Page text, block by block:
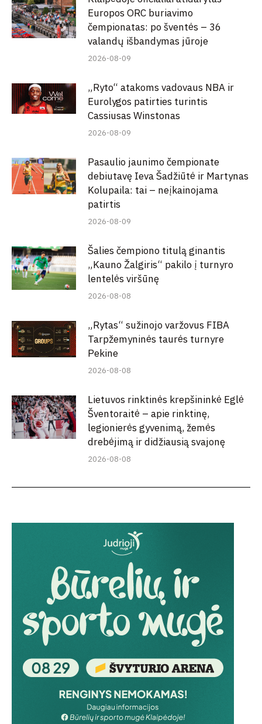
Europos ORC buriavimo
čempionatas: po šventės – 36
valandų išbandymas jūroje
2026-08-09
„Ryto“ atakoms vadovaus NBA ir
Eurolygos patirties turintis
Cassiusas Winstonas
2026-08-09
Pasaulio jaunimo čempionate
debiutavę Ieva Šadžiūtė ir Martynas
Kolupaila: tai – neįkainojama
patirtis
2026-08-09
Šalies čempiono titulą ginantis
„Kauno Žalgiris“ pakilo į turnyro
lentelės viršūnę
2026-08-08
„Rytas“ sužinojo varžovus FIBA
Tarpžemyninės taurės turnyre
Pekine
2026-08-08
Lietuvos rinktinės krepšininkė Eglė
Šventoraitė – apie rinktinę,
legionierės gyvenimą, žemės
drebėjimą ir didžiausią svajonę
2026-08-08